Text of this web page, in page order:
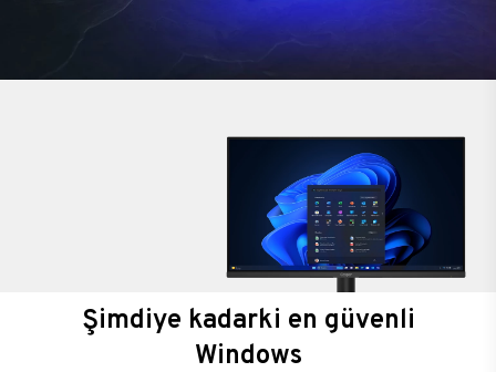
Şimdiye kadarki en güvenli
Windows